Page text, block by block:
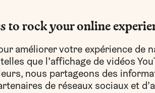
to rock your online
améliorer votre expérience de
que l’affichage de vidéos
nous partageons des
de réseaux sociaux et